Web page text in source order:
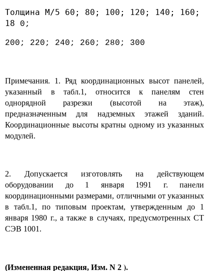
Толщина М/5 60; 80; 100; 120; 140; 160;
18 0;
200; 220; 240; 260; 280; 300
Примечания. 1. Ряд координационных высот панелей,
указанный в табл.1, относится к панелям стен
однорядной разрезки (высотой на этаж),
предназначенным для надземных этажей зданий.
Координационные высоты кратны одному из указанных
модулей.
2. Допускается изготовлять на действующем
оборудовании до 1 января 1991 г. панели
координационными размерами, отличными от указанных
в табл.1, по типовым проектам, утвержденным до 1
января 1980 г., а также в случаях, предусмотренных СТ
СЭВ 1001.
(Измененная редакция, Изм. N 2 ).